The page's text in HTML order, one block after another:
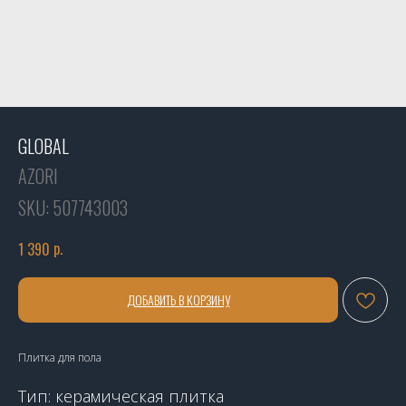
GLOBAL
AZORI
SKU: 507743003
1 390 р.
ДОБАВИТЬ В КОРЗИНУ
Плитка для пола
Тип: керамическая плитка